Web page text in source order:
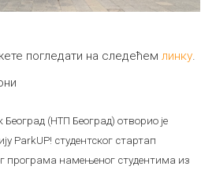
погледати на следећем линку.
(НТП Београд) отворио је
ParkUP! студентског стартап
програма намењеног студентима из